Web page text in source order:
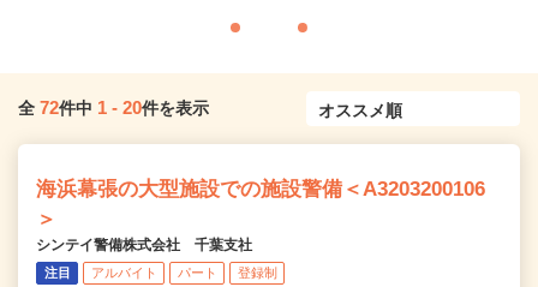
全 72件中 1 - 20件を表示
海浜幕張の大型施設での施設警備＜A3203200106
＞
シンテイ警備株式会社 千葉支社
注目 アルバイト パート 登録制